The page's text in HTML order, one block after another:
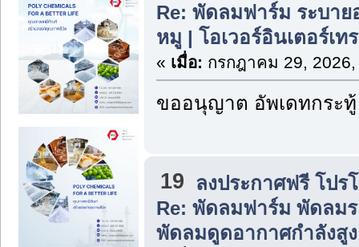
Re: พัดลมฟาร์ม ระบา
หมู | โอเวอร์อินเตอร์เท
« เมื่อ: กรกฎาคม 29,
ขออนุญาต อัพเดทกระทู้
19
ลงประกาศฟรี โป
Re: พัดลมฟาร์ม พัดลม
พัดลมดูดอากาศกำลังสู